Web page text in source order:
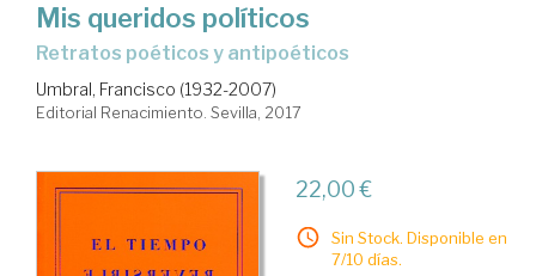
Mis queridos políticos
retratos poéticos y antipoéticos
Umbral, Francisco (1932-2007)
Editorial Renacimiento. Sevilla, 2017
22,00 €
Sin Stock. Disponible en
7/10 días.